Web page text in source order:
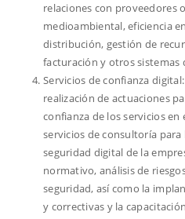
relaciones con proveedores
medioambiental, eficiencia
distribución, gestión de
facturación y otros sistemas
Servicios de confianza
realización de actuaciones
confianza de los servicios
servicios de consultoría
seguridad digital de la
normativo, análisis de
seguridad, así como la
y correctivas y la